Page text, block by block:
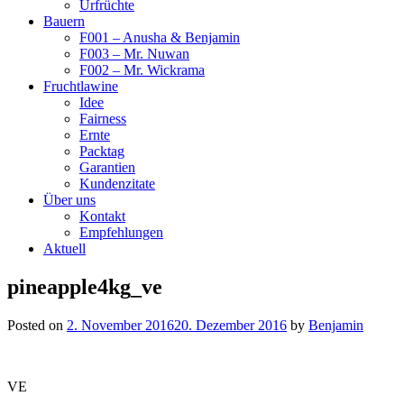
Urfrüchte
Bauern
F001 – Anusha & Benjamin
F003 – Mr. Nuwan
F002 – Mr. Wickrama
Fruchtlawine
Idee
Fairness
Ernte
Packtag
Garantien
Kundenzitate
Über uns
Kontakt
Empfehlungen
Aktuell
pineapple4kg_ve
Posted on 2. November 201620. Dezember 2016 by Benjamin
VE